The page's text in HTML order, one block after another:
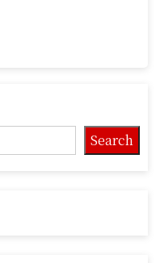
Search